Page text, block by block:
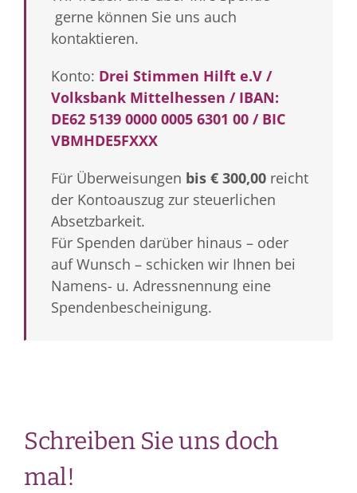
gerne können Sie uns auch
kontaktieren.
Konto: Drei Stimmen Hilft e.V /
Volksbank Mittelhessen / IBAN:
DE62 5139 0000 0005 6301 00 / BIC
VBMHDE5FXXX
Für Überweisungen bis € 300,00 reicht
der Kontoauszug zur steuerlichen
Absetzbarkeit.
Für Spenden darüber hinaus – oder
auf Wunsch – schicken wir Ihnen bei
Namens- u. Adressnennung eine
Spendenbescheinigung.
Schreiben Sie uns doch
mal!